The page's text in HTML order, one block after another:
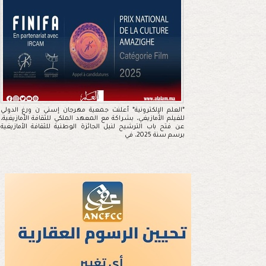
*العلم الإلكترونية* أعلنت جمعية مهرجان إسني ن ورغ الدولي
للفيلم الأمازيغي، بشراكة مع المعهد الملكي للثقافة الأمازيغية،
عن فتح باب الترشيح لنيل الجائزة الوطنية للثقافة الأمازيغية
برسم سنة 2025، في